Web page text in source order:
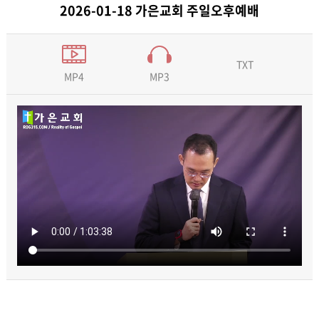
2026-01-18 가은교회 주일오후예배
MP4 MP3
TXT